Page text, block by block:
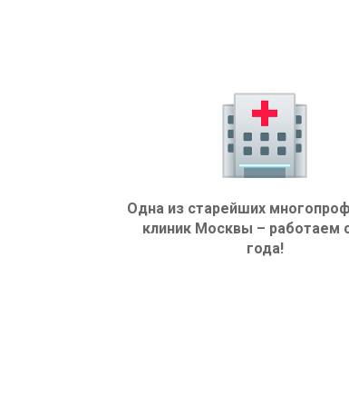
Одна из старейших
клиник Москвы – работаем
года!